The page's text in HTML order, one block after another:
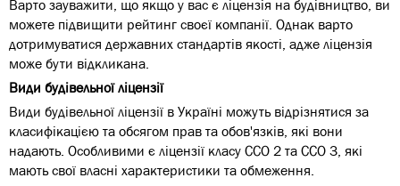
Варто зауважити, що якщо у вас є ліцензія на будівництво, ви
можете підвищити рейтинг своєї компанії. Однак варто
дотримуватися державних стандартів якості, адже ліцензія
може бути відкликана.
Види будівельної ліцензії
Види будівельної ліцензії в Україні можуть відрізнятися за
класифікацією та обсягом прав та обов'язків, які вони
надають. Особливими є ліцензії класу ССО 2 та ССО 3, які
мають свої власні характеристики та обмеження.